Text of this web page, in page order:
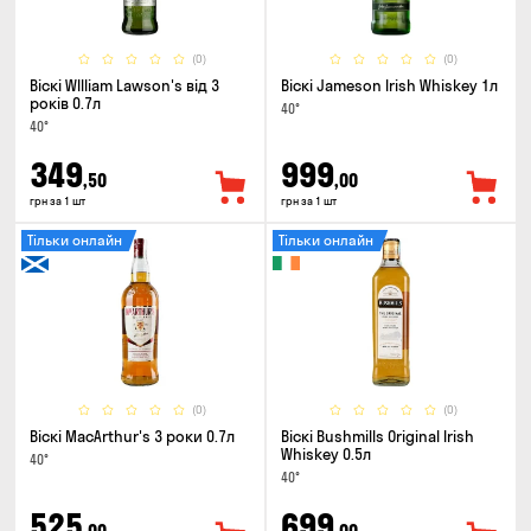
(0)
Віскі WIlliam Lawson's від 3
років 0.7л
40°
349,50
грн за 1 шт
(0)
Віскі Jameson Irish Whiskey 1л
40°
999,00
грн за 1 шт
(0)
Тільки онлайн
Віскі MacArthur's 3 роки 0.7л
40°
(0)
Тільки онлайн
Віскі Bushmills Original Irish
Whiskey 0.5л
40°